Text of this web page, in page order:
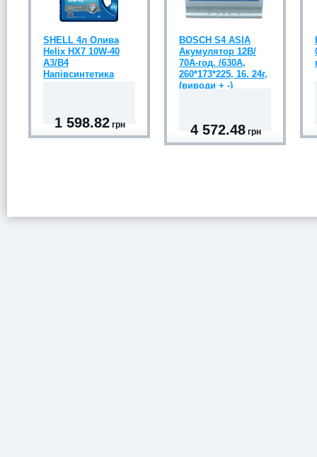
SHELL 4л Олива
Helix HX7 10W-40
A3/B4
Напівсинтетика
1 598.82 грн
BOSCH S4 ASIA
Акумулятор 12В/
70А-год. /630А,
260*173*225, 16. 24г,
(виводи + -)
4 572.48 грн